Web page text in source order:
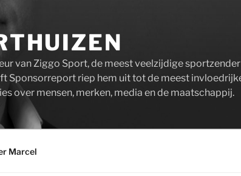
van Ziggo Sport, de meest veelzijdige
Sponsorreport riep hem uit tot de meest
over mensen, merken, media en de maatschappij.
Marcel